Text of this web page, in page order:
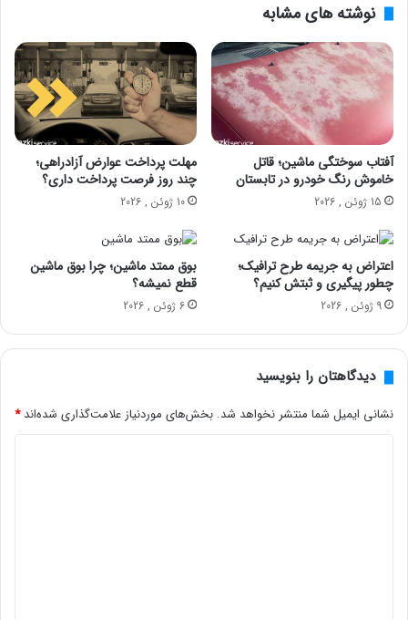
نوشته های مشابه
آفتاب سوختگی ماشین؛ قاتل
خاموش رنگ خودرو در تابستان
15 ژوئن , 2026
مهلت پرداخت عوارض آزادراهی؛
چند روز فرصت پرداخت داری؟
10 ژوئن , 2026
اعتراض به جریمه طرح ترافیک؛
چطور پیگیری و ثبتش کنیم؟
9 ژوئن , 2026
بوق ممتد ماشین؛ چرا بوق ماشین
قطع نمیشه؟
6 ژوئن , 2026
دیدگاهتان را بنویسید
نشانی ایمیل شما منتشر نخواهد شد. بخش‌های موردنیاز علامت‌گذاری شده‌اند*